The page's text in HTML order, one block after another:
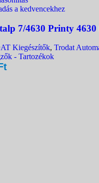
a kedvencekhez
7/4630 Printy 4630
Kiegészítők, Trodat
- Tartozékok